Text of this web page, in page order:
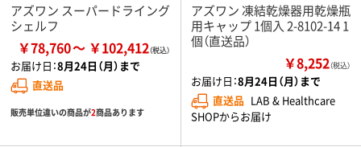
アズワン スーパードライング
シェルフ
￥78,760 ￥102,412
お届け日：8月24日（月）まで
直送品
販売単位違いの商品が2商品あります
アズワン 凍結乾燥器用乾燥瓶
用キャップ 1個入 2-8102-14 1
個（直送品）
￥8,252（税込）
お届け日：8月24日（月）まで
直送品 LAB & Healthcare
SHOPからお届け